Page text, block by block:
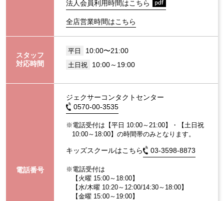
法人会員利用時間はこちら
全店営業時間はこちら
スタッフ
対応時間
平日 10:00〜21:00
土日祝 10:00～19:00
電話番号
ジェクサーコンタクトセンター
0570-00-3535
※電話受付は【平日 10:00～21:00】・【土日祝
10:00～18:00】の時間帯のみとなります。
キッズスクールはこちら 03-3598-8873
※電話受付は
【火曜 15:00～18:00】
【水/木曜 10:20～12:00/14:30～18:00】
【金曜 15:00～19:00】